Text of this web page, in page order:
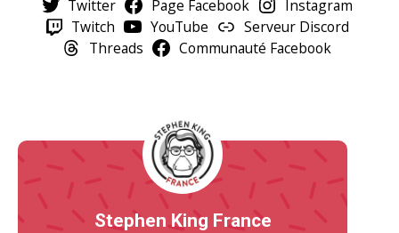
Twitter Page Facebook
Instagram
Twitch
YouTube
Serveur Discord
Threads
Communauté Facebook
Stephen King France